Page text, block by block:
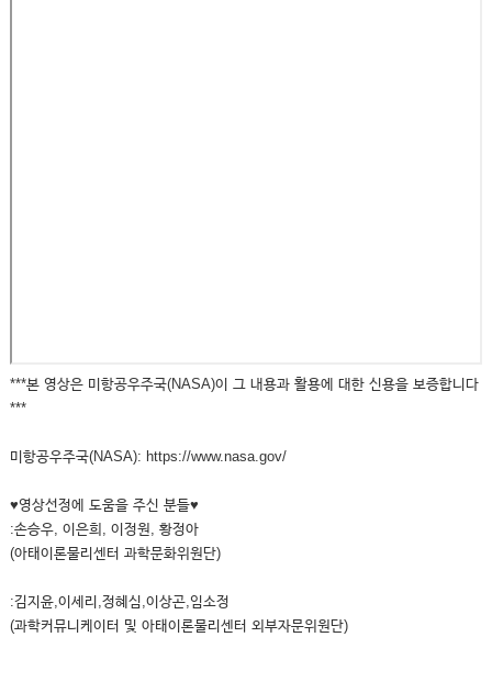
***본 영상은 미항공우주국(NASA)이 그 내용과 활용에 대한 신용을 보증합니다
***
미항공우주국(NASA): https://www.nasa.gov/
♥영상선정에 도움을 주신 분들♥
:손승우, 이은희, 이정원, 황정아
(아태이론물리센터 과학문화위원단)
:김지윤,이세리,정혜심,이상곤,임소정
(과학커뮤니케이터 및 아태이론물리센터 외부자문위원단)